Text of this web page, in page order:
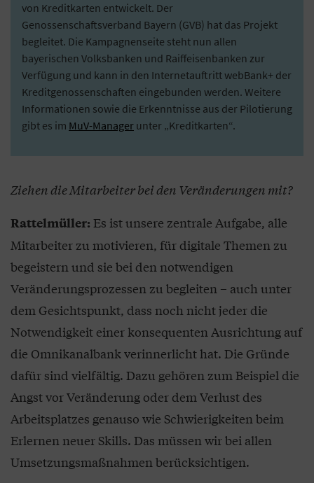
von Kreditkarten entwickelt. Der
Genossenschaftsverband Bayern (GVB) hat das Projekt
begleitet. Die Kampagnenseite steht nun allen
bayerischen Volksbanken und Raiffeisenbanken zur
Verfügung und kann in den Internetauftritt webBank+ der
Kreditgenossenschaften eingebunden werden. Weitere
Informationen sowie die Erkenntnisse aus der Pilotierung
gibt es im MuV-Manager unter „Kreditkarten“.
Ziehen die Mitarbeiter bei den Veränderungen mit?
Rattelmüller: Es ist unsere zentrale Aufgabe, alle
Mitarbeiter zu motivieren, für digitale Themen zu
begeistern und sie bei den notwendigen
Veränderungsprozessen zu begleiten – auch unter
dem Gesichtspunkt, dass noch nicht jeder die
Notwendigkeit einer konsequenten Ausrichtung auf
die Omnikanalbank verinnerlicht hat. Die Gründe
dafür sind vielfältig. Dazu gehören zum Beispiel die
Angst vor Veränderung oder dem Verlust des
Arbeitsplatzes genauso wie Schwierigkeiten beim
Erlernen neuer Skills. Das müssen wir bei allen
Umsetzungsmaßnahmen berücksichtigen.